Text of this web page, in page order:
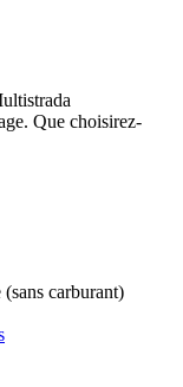
Que choisirez-
carburant)